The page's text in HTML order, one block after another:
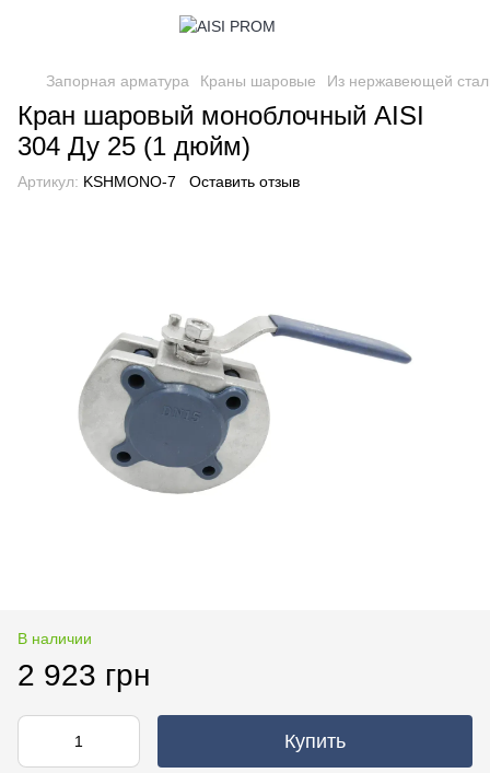
Запорная арматура Краны шаровые Из нержавеющей
Кран шаровый моноблочный AISI
304 Ду 25 (1 дюйм)
Артикул: KSHMONO-7 Оставить отзыв
В наличии
2 923 грн
Купить